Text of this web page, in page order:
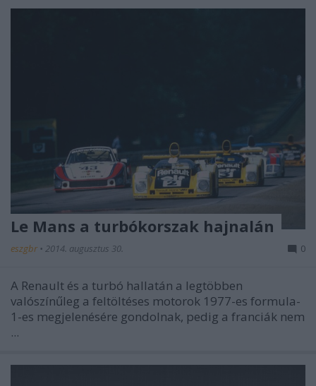
Le Mans a turbókorszak hajnalán
eszgbr • 2014. augusztus 30. 0
A Renault és a turbó hallatán a legtöbben
valószínűleg a feltöltéses motorok 1977-es formula-
1-es megjelenésére gondolnak, pedig a franciák nem
...